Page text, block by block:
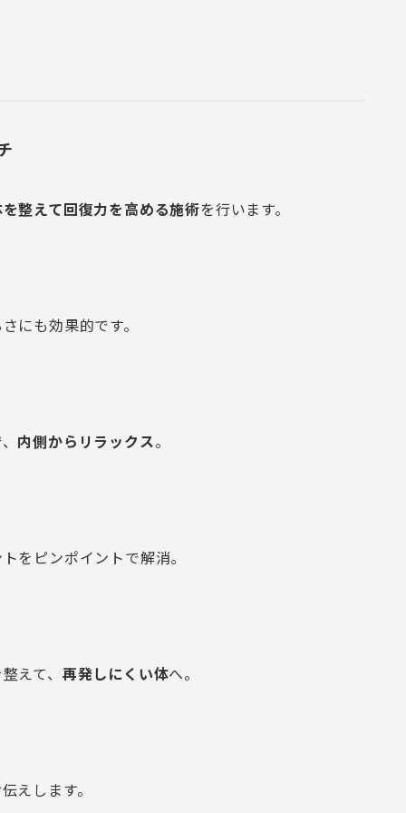
整えて回復力を高める施術を行います。
にも効果的です。
内側からリラックス。
をピンポイントで解消。
えて、 再発しにくい体へ。
えします。